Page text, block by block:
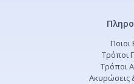
Ποιοι
Τρόποι
Τρόποι
Ακυρώσεις